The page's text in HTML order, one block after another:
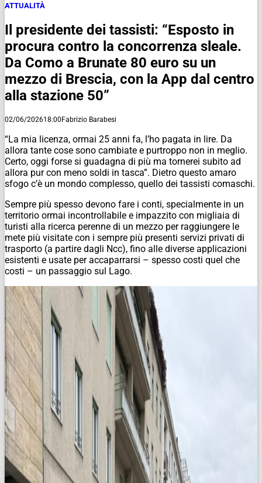
ATTUALITÀ
Il presidente dei tassisti: “Esposto in
procura contro la concorrenza sleale.
Da Como a Brunate 80 euro su un
mezzo di Brescia, con la App dal centro
alla stazione 50”
02/06/202618:00Fabrizio Barabesi
“La mia licenza, ormai 25 anni fa, l’ho pagata in lire. Da
allora tante cose sono cambiate e purtroppo non in meglio.
Certo, oggi forse si guadagna di più ma tornerei subito ad
allora pur con meno soldi in tasca”. Dietro questo amaro
sfogo c’è un mondo complesso, quello dei tassisti comaschi.
Sempre più spesso devono fare i conti, specialmente in un
territorio ormai incontrollabile e impazzito con migliaia di
turisti alla ricerca perenne di un mezzo per raggiungere le
mete più visitate con i sempre più presenti servizi privati di
trasporto (a partire dagli Ncc), fino alle diverse applicazioni
esistenti e usate per accaparrarsi – spesso costi quel che
costi – un passaggio sul Lago.